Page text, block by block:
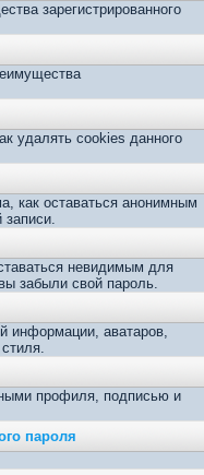
зарегистрированного
удалять cookies данного
как оставаться анонимным
записи.
невидимым для
забыли свой пароль.
информации, аватаров,
профиля, подписью и
пароля